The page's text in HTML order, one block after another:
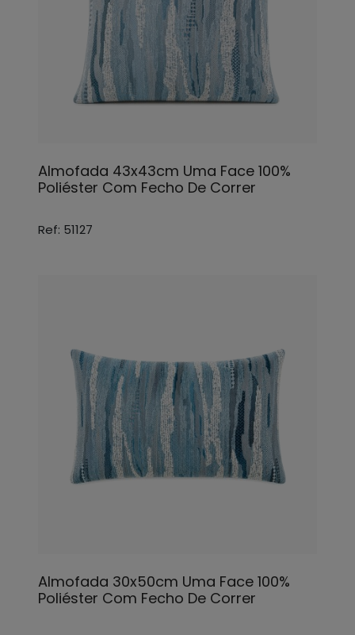
Almofada 43x43cm Uma Face 100%
Poliéster Com Fecho De Correr
Ref: 51127
Almofada 30x50cm Uma Face 100%
Poliéster Com Fecho De Correr